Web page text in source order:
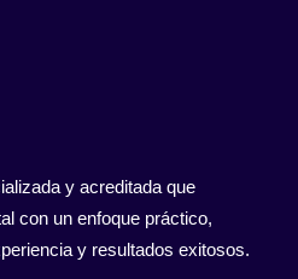
y acreditada que
con un enfoque práctico,
y resultados exitosos.